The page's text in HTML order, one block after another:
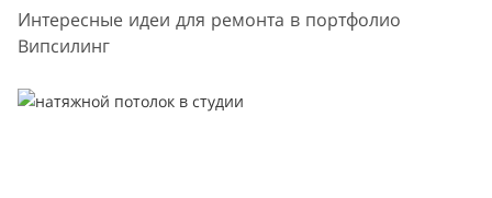
Интересные идеи для ремонта в портфолио
Випсилинг